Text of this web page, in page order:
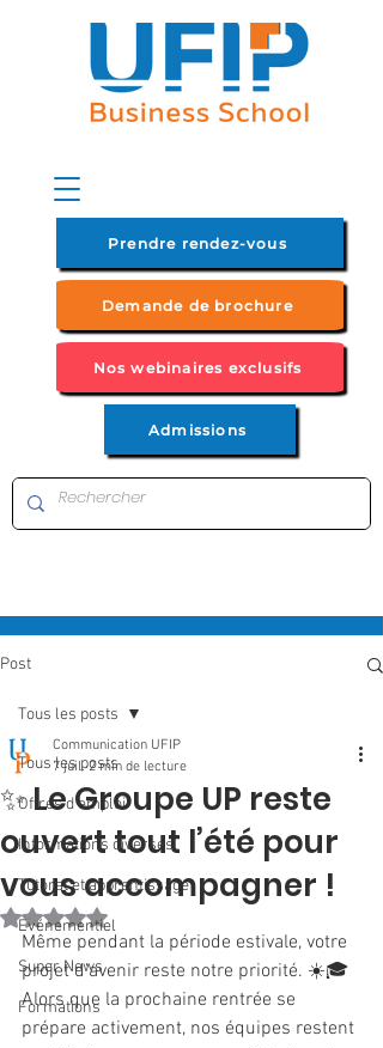
Prendre rendez-vous
Demande de brochure
Nos webinaires exclusifs
Admissions
Post
Tous les posts
Offres d'emploi
Informations diverses
Tutorat et apprentissage
Evénementiel
Super News
Formations
Tous les posts
✨ Le Groupe UP reste
ouvert tout l’été pour
vous accompagner !
Communication UFIP
7 juil. 2 min de lecture
Noté NaN étoiles sur 5.
Même pendant la période estivale, votre
projet d’avenir reste notre priorité. ☀️🎓
Alors que la prochaine rentrée se
prépare activement, nos équipes restent